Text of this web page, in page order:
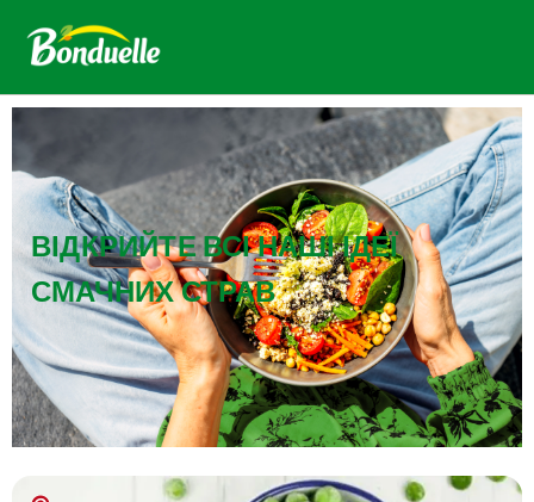
ВІДКРИЙТЕ ВСІ НАШІ ІДЕЇ
СМАЧНИХ СТРАВ